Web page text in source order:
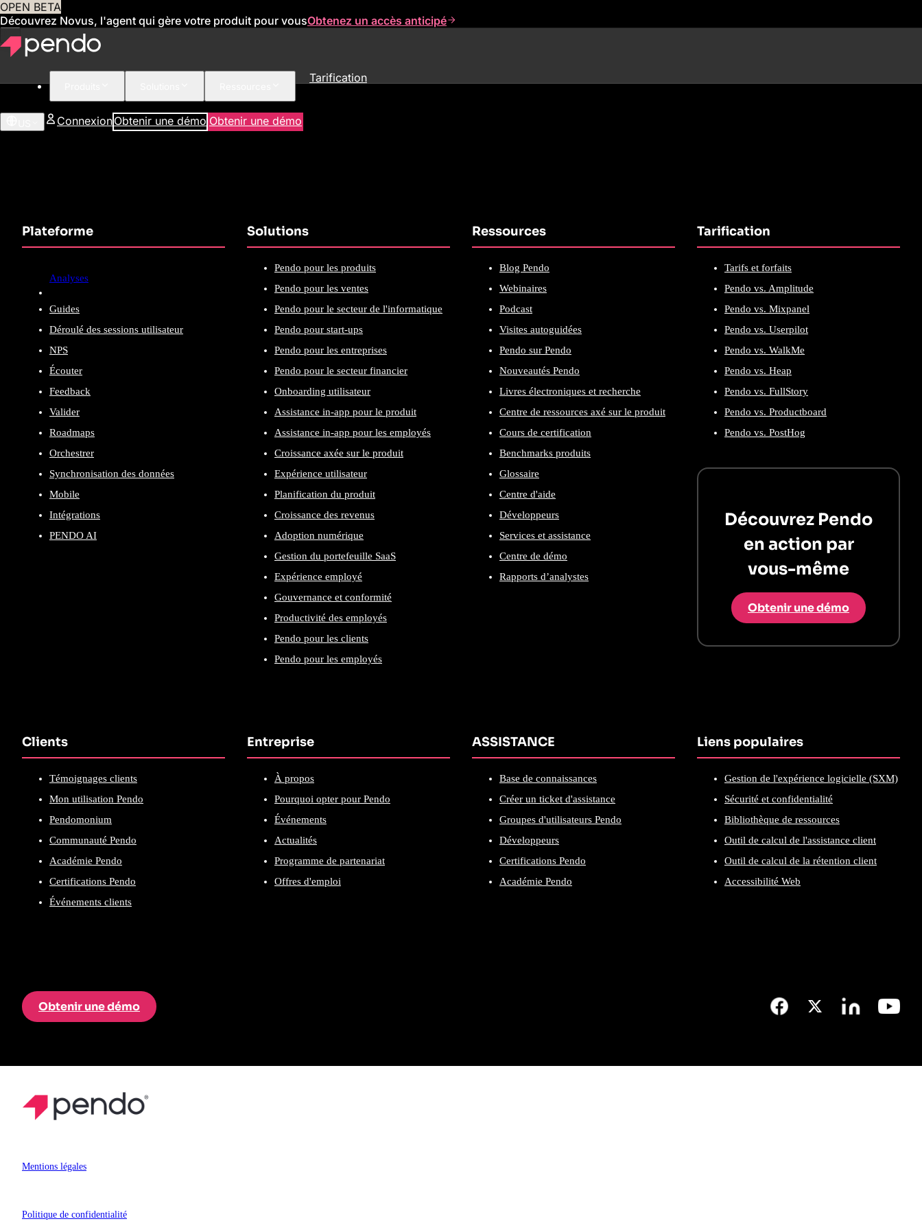
OPEN BETA
Découvrez Novus, l'agent qui gère votre produit pour vousObtenez un accès anticipé
Tarification
ConnexionObtenir une démo Obtenir une démo
Plateforme
Analyses
Guides
Déroulé des sessions utilisateur
NPS
Écouter
Feedback
Valider
Roadmaps
Orchestrer
Synchronisation des données
Mobile
Intégrations
PENDO AI
Solutions
Pendo pour les produits
Pendo pour les ventes
Pendo pour le secteur de l'informatique
Pendo pour start-ups
Pendo pour les entreprises
Pendo pour le secteur financier
Onboarding utilisateur
Assistance in-app pour le produit
Assistance in-app pour les employés
Croissance axée sur le produit
Expérience utilisateur
Planification du produit
Croissance des revenus
Adoption numérique
Gestion du portefeuille SaaS
Expérience employé
Gouvernance et conformité
Productivité des employés
Pendo pour les clients
Pendo pour les employés
Ressources
Blog Pendo
Webinaires
Podcast
Visites autoguidées
Pendo sur Pendo
Nouveautés Pendo
Livres électroniques et recherche
Centre de ressources axé sur le produit
Cours de certification
Benchmarks produits
Glossaire
Centre d'aide
Développeurs
Services et assistance
Centre de démo
Rapports d’analystes
Tarification
Tarifs et forfaits
Pendo vs. Amplitude
Pendo vs. Mixpanel
Pendo vs. Userpilot
Pendo vs. WalkMe
Pendo vs. Heap
Pendo vs. FullStory
Pendo vs. Productboard
Pendo vs. PostHog
Découvrez Pendo
en action par
vous-même
Obtenir une démo
Clients
Témoignages clients
Mon utilisation Pendo
Pendomonium
Communauté Pendo
Académie Pendo
Certifications Pendo
Événements clients
Entreprise
À propos
Pourquoi opter pour Pendo
Événements
Actualités
Programme de partenariat
Offres d'emploi
ASSISTANCE
Base de connaissances
Créer un ticket d'assistance
Groupes d'utilisateurs Pendo
Développeurs
Certifications Pendo
Académie Pendo
Liens populaires
Gestion de l'expérience logicielle (SXM)
Sécurité et confidentialité
Bibliothèque de ressources
Outil de calcul de l'assistance client
Outil de calcul de la rétention client
Accessibilité Web
Obtenir une démo
Mentions légales
Politique de confidentialité